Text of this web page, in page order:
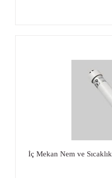
İç Mekan Nem ve